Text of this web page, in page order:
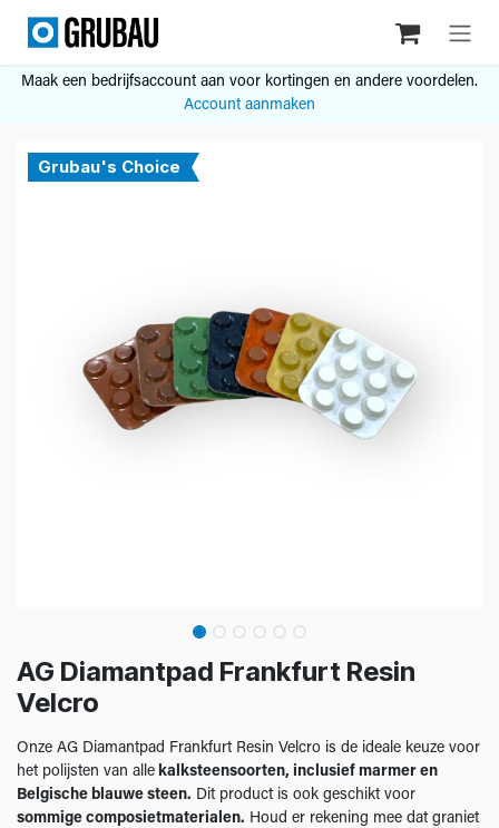
Overslaan naar inhoud
Maak een bedrijfsaccount aan voor kortingen en andere voordelen.
Account aanmaken
Grubau's Choice
AG Diamantpad Frankfurt Resin
Velcro
Onze AG Diamantpad Frankfurt Resin Velcro is de ideale keuze voor
het polijsten van alle kalksteensoorten, inclusief marmer en
Belgische blauwe steen. Dit product is ook geschikt voor
sommige composietmaterialen. Houd er rekening mee dat graniet